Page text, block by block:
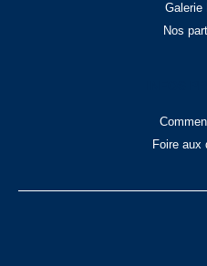
Galerie
Nos
Foire aux